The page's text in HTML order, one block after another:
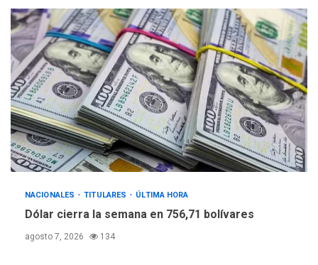
NACIONALES TITULARES ÚLTIMA HORA
Dólar cierra la semana en 756,71 bolívares
agosto 7, 2026 134